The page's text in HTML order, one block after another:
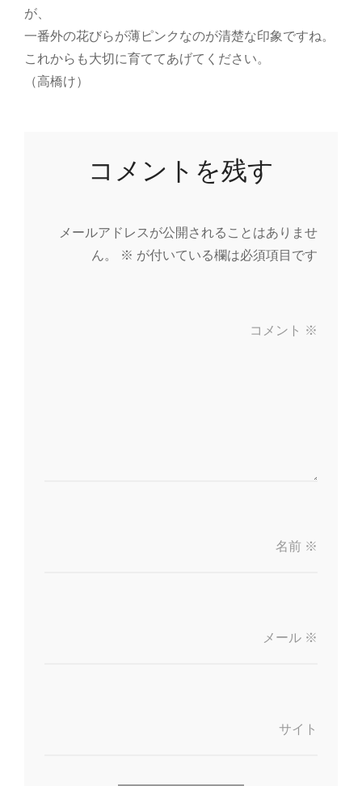
が、
一番外の花びらが薄ピンクなのが清楚な印象ですね。
これからも大切に育ててあげてください。
（高橋け）
コメントを残す
メールアドレスが公開されることはありませ
ん。
※ が付いている欄は必須項目です
コメント ※
名前 ※
メール ※
サイト